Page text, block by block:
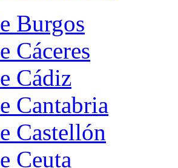
Burgos
Cáceres
Cádiz
Cantabria
Castellón
Ceuta